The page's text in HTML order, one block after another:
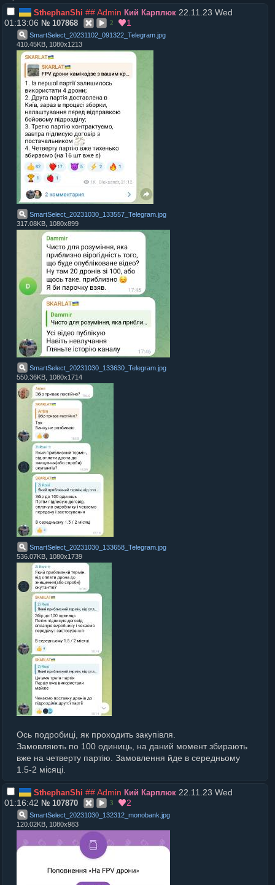
SthephanShi ## Admin Кий Карплюк 22.11.23 Wed
01:13:06 № 107868 2 1
SmartSelect_20231102_091322_Telegram jpg
410.45KB, 1080x1213
SmartSelect_20231030_133557_Telegram jpg
317.08KB, 1080x899
SmartSelect_20231030_133630_Telegram jpg
550.36KB, 1080x1714
SmartSelect_20231030_133658_Telegram jpg
536.07KB, 1080x1739
Ось подробиці, як проходить закупівля.
Замовляють по 100 одиниць, на даний момент збирають
вже на четверту партію. Замовлення йде в середньому
1.5-2 місяці.
SthephanShi ## Admin Кий Карплюк 22.11.23 Wed
01:16:42 № 107870 3 2
SmartSelect_20231030_132312_monobank jpg
120.02KB, 1080x983